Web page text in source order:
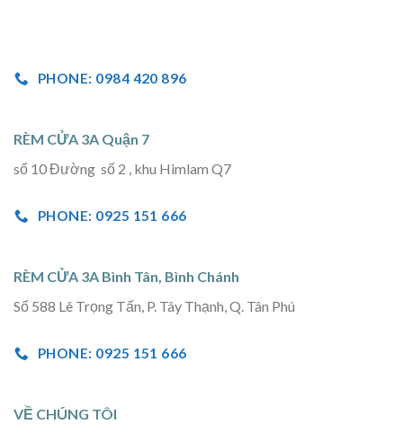
PHONE: 0984 420 896
RÈM CỬA 3A Quận 7
số 10 Đường số 2 , khu Himlam Q7
PHONE: 0925 151 666
RÈM CỬA 3A Bình Tân, Bình Chánh
Số 588 Lê Trọng Tấn, P. Tây Thạnh, Q. Tân Phú
PHONE: 0925 151 666
VỀ CHÚNG TÔI